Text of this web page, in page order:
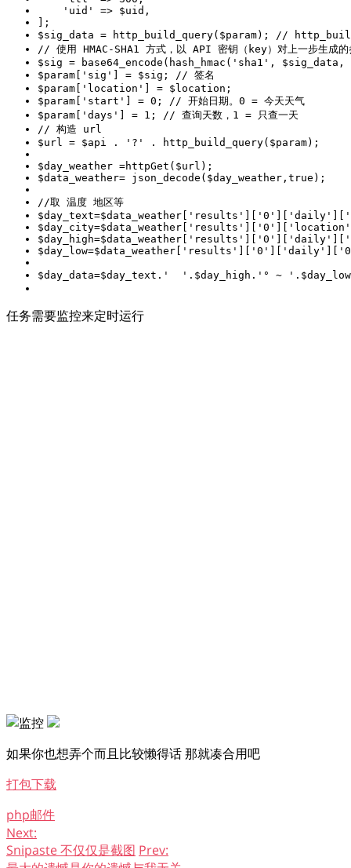
'uid'
$sig_data = http_build_query($param); //
// 使用 HMAC-SHA1 方式，以 API 密钥（key）对上一步生成
$sig = base64_encode(hash_hmac( 'sha1' ,
$param[
'sig' ] = $sig; // 签名
$param[
'location'
$param[
'start' ] = 0 ; // 开始日期。0 = 今天天气
$param[
'days' ] = 1 ; // 查询天数，1 = 只查一天
// 构造 url
$url = $api .
'?'
$data_weather= json_decode($day_weather, true
//取 温度 地区等
$day_text=$data_weather[
'results' '0' 'daily'
$day_city=$data_weather[
'results' '0'
'location'
$day_high=$data_weather[
'results' '0' 'daily'
$day_low=$data_weather[
'results' '0' 'daily'
$day_data=$day_text. '  ' .$day_high. '° ~ '
任务需要监控来定时运行
如果你也想弄个而且比较懒得话 那就凑合用吧
打包下载
php邮件
Next:
Snipaste 不仅仅是截图 Prev: